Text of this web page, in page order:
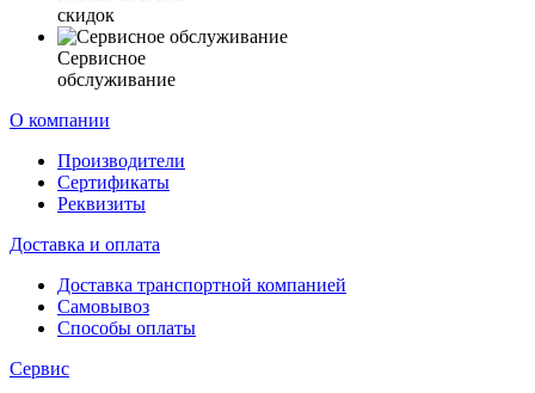
скидок
Сервисное
обслуживание
О компании
Производители
Сертификаты
Реквизиты
Доставка и оплата
Доставка транспортной компанией
Самовывоз
Способы оплаты
Сервис